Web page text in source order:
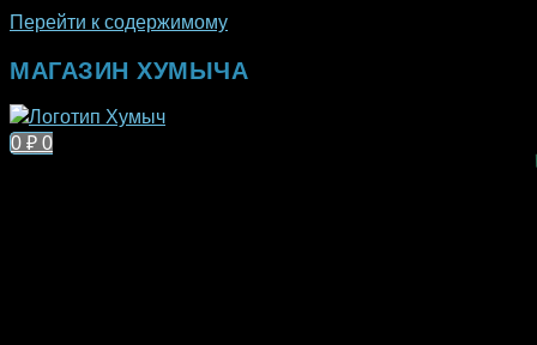
Перейти к содержимому
МАГАЗИН ХУМЫЧА
0 ₽ 0